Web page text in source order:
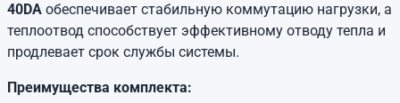
40DA обеспечивает стабильную коммутацию нагрузки, а
теплоотвод способствует эффективному отводу тепла и
продлевает срок службы системы.
Преимущества комплекта: